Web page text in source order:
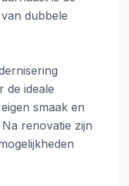
dubbele
de ideale
smaak en
renovatie zijn